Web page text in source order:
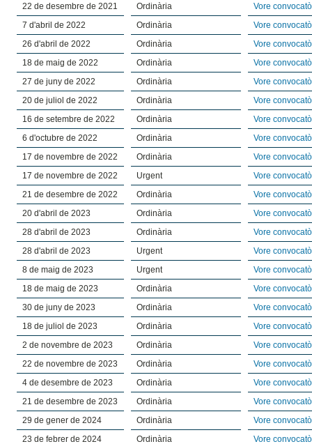
22 de desembre de 2021
Ordinària
Vore
7 d'abril de 2022
Ordinària
Vore
26 d'abril de 2022
Ordinària
Vore
18 de maig de 2022
Ordinària
Vore
27 de juny de 2022
Ordinària
Vore
20 de juliol de 2022
Ordinària
Vore
16 de setembre de 2022
Ordinària
Vore
6 d'octubre de 2022
Ordinària
Vore
17 de novembre de 2022
Ordinària
Vore
17 de novembre de 2022
Urgent
Vore
21 de desembre de 2022
Ordinària
Vore
20 d'abril de 2023
Ordinària
Vore
28 d'abril de 2023
Ordinària
Vore
28 d'abril de 2023
Urgent
Vore
8 de maig de 2023
Urgent
Vore
18 de maig de 2023
Ordinària
Vore
30 de juny de 2023
Ordinària
Vore
18 de juliol de 2023
Ordinària
Vore
2 de novembre de 2023
Ordinària
Vore
22 de novembre de 2023
Ordinària
Vore
4 de desembre de 2023
Ordinària
Vore
21 de desembre de 2023
Ordinària
Vore
29 de gener de 2024
Ordinària
Vore
23 de febrer de 2024
Ordinària Vore